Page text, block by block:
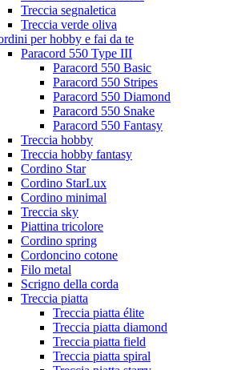
Treccia segnaletica
Treccia verde oliva
per hobby e fai da te
Paracord 550 Type III
Paracord 550 Basic
Paracord 550 Stripes
Paracord 550 Diamond
Paracord 550 Snake
Paracord 550 Fantasy
Treccia hobby
Treccia hobby fantasy
Cordino Star
Cordino StarLux
Cordino minimal
Treccia sky
Piattina tricolore
Cordino spring
Cordoncino cotone
Filo metal
Scrigno della corda
Treccia piatta
Treccia piatta élite
Treccia piatta diamond
Treccia piatta field
Treccia piatta spiral